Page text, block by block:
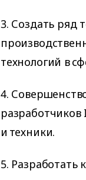
3. Создать ряд
технологий в
4.
разработчиков
и техники.
5. Разработать